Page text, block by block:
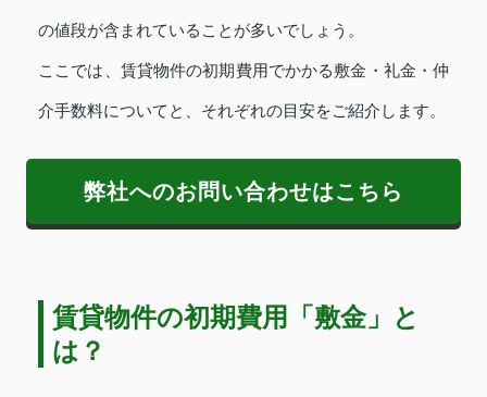
の値段が含まれていることが多いでしょう。
ここでは、賃貸物件の初期費用でかかる敷金・礼金・仲
介手数料についてと、それぞれの目安をご紹介します。
弊社へのお問い合わせはこちら
賃貸物件の初期費用「敷金」と
は？